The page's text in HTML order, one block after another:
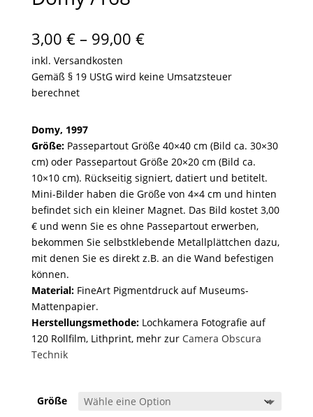
3,00 € – 99,00 €Preisspanne:
bis
99,00 €
inkl. Versandkosten
Gemäß § 19 UStG wird keine Umsatzsteuer
berechnet
Domy, 1997
Größe:Passepartout Größe 40×40 cm (Bild ca. 30×30
cm) oder Passepartout Größe 20×20 cm (Bild ca.
10×10 cm). Rückseitig signiert, datiert und betitelt.
Mini-Bilder haben die Größe von 4×4 cm und hinten
befindet sich ein kleiner Magnet. Das Bild kostet 3,00
€ und wenn Sie es ohne Passepartout erwerben,
bekommen Sie selbstklebende Metallplättchen dazu,
mit denen Sie es direkt z.B. an die Wand befestigen
können.
Material:FineArt Pigmentdruck auf Museums-
Mattenpapier.
Herstellungsmethode:Lochkamera Fotografie auf
120 Rollfilm, Lithprint, mehr zur Camera Obscura
Technik
Größe